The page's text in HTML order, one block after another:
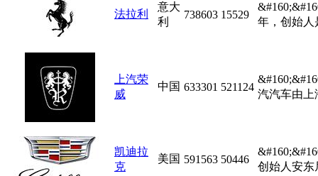
法拉利
意大
利
738603 15529
年，创始人
上汽荣
威
中国 633301 521124
汽汽车由上
凯迪拉
克
美国 591563 50446
创始人安东